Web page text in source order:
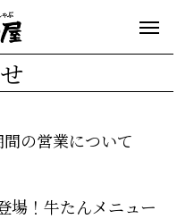
間の営業について
場！牛たんメニュー